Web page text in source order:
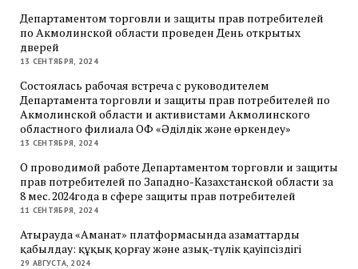
Департаментом торговли и защиты прав потребителей
по Акмолинской области проведен День открытых
дверей
13 СЕНТЯБРЯ, 2024
Состоялась рабочая встреча с руководителем
Департамента торговли и защиты прав потребителей по
Акмолинской области и активистами Акмолинского
областного филиала ОФ «Әділдік және өркендеу»
13 СЕНТЯБРЯ, 2024
О проводимой работе Департаментом торговли и защиты
прав потребителей по Западно-Казахстанской области за
8 мес. 2024года в сфере защиты прав потребителей
11 СЕНТЯБРЯ, 2024
Атырауда «Аманат» платформасында азаматтарды
қабылдау: құқық қорғау және азық-түлік қауіпсіздігі
29 АВГУСТА, 2024